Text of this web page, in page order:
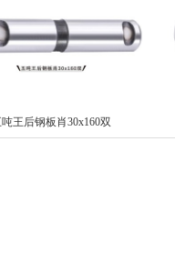
王后钢板肖30x160双